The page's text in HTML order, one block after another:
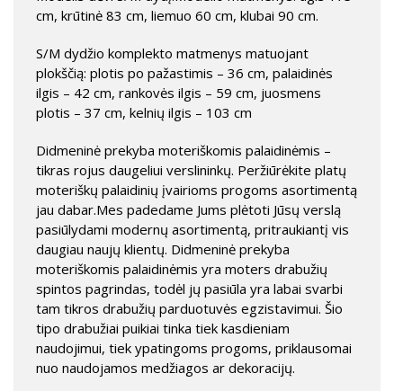
cm, krūtinė 83 cm, liemuo 60 cm, klubai 90 cm.
S/M dydžio komplekto matmenys matuojant
plokščią: plotis po pažastimis – 36 cm, palaidinės
ilgis – 42 cm, rankovės ilgis – 59 cm, juosmens
plotis – 37 cm, kelnių ilgis – 103 cm
Didmeninė prekyba moteriškomis palaidinėmis –
tikras rojus daugeliui verslininkų. Peržiūrėkite platų
moteriškų palaidinių įvairioms progoms asortimentą
jau dabar.Mes padedame Jums plėtoti Jūsų verslą
pasiūlydami modernų asortimentą, pritraukiantį vis
daugiau naujų klientų. Didmeninė prekyba
moteriškomis palaidinėmis yra moters drabužių
spintos pagrindas, todėl jų pasiūla yra labai svarbi
tam tikros drabužių parduotuvės egzistavimui. Šio
tipo drabužiai puikiai tinka tiek kasdieniam
naudojimui, tiek ypatingoms progoms, priklausomai
nuo naudojamos medžiagos ar dekoracijų.